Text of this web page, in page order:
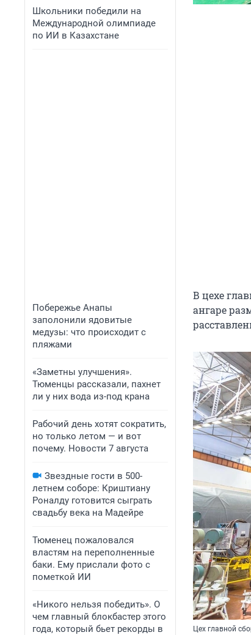
Школьники победили на
Международной олимпиаде
по ИИ в Казахстане
Побережье Анапы
заполонили ядовитые
медузы: что происходит с
пляжами
«Заметны улучшения».
Тюменцы рассказали, пахнет
ли у них вода из-под крана
Рабочий день хотят сократить,
но только летом — и вот
почему. Новости 7 августа
Звездные гости в 500-
летнем соборе: Криштиану
Роналду готовится сыграть
свадьбу века на Мадейре
Тюменец пожаловался
властям на переполненные
баки. Ему прислали фото с
пометкой ИИ
«Никого нельзя победить». О
чем главный блокбастер этого
года, который бьет рекорды в
В цехе
ангаре
Цех главной